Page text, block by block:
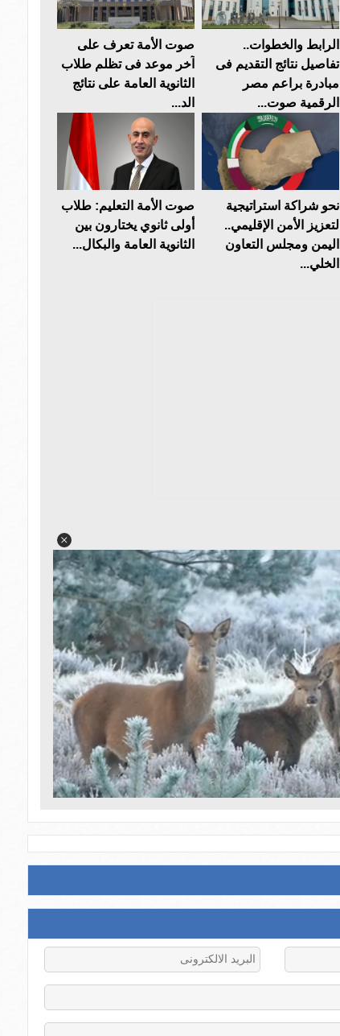
الرابط والخطوات..
تفاصيل نتائج التقديم فى
مبادرة براعم مصر
الرقمية صوت...
صوت الأمة تعرف على
آخر موعد فى تظلم طلاب
الثانوية العامة على نتائج
الد...
نحو شراكة استراتيجية
لتعزيز الأمن الإقليمي..
اليمن ومجلس التعاون
الخلي...
صوت الأمة التعليم: طلاب
أولى ثانوي يختارون بين
الثانوية العامة والبكال...